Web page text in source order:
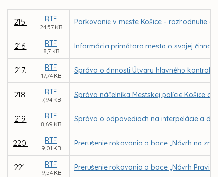
215. RTF
24,57 KB
Parkovanie v meste Košice – rozhodnutie
216. RTF
8,7 KB
Informácia primátora mesta o svojej
217. RTF
17,74 KB
Správa o činnosti Útvaru hlavného
218. RTF
7,94 KB
Správa náčelníka Mestskej polície Košice o
219. RTF
8,69 KB
Správa o odpovediach na interpelácie a
220. RTF
9,01 KB
Prerušenie rokovania o bode „Návrh na
221. RTF
9,54 KB
Prerušenie rokovania o bode „Návrh